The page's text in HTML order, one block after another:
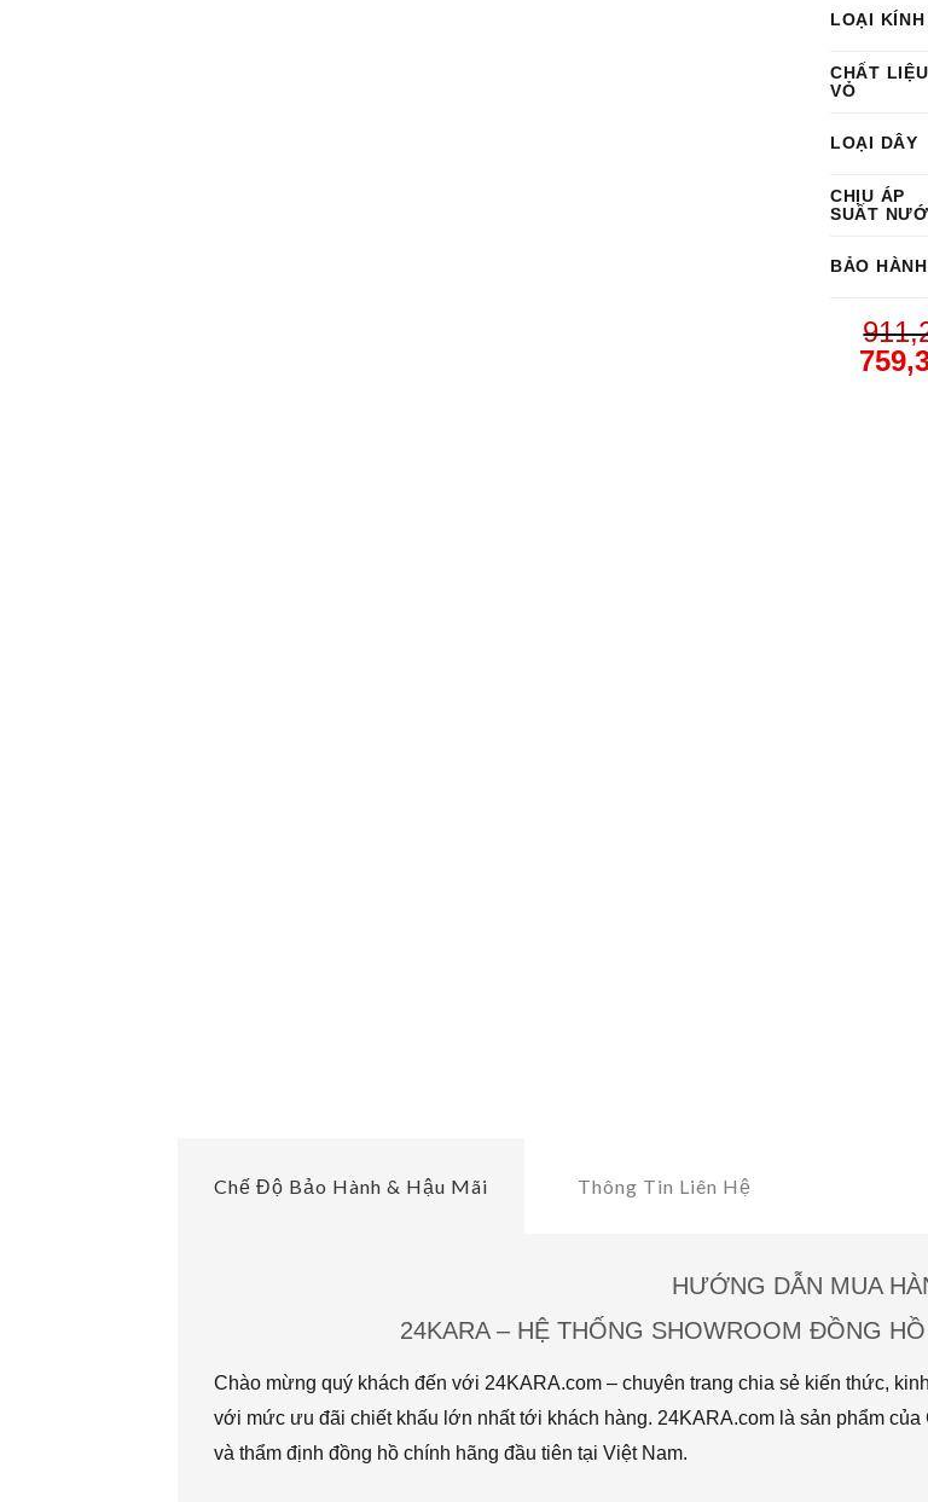
LOẠI KÍNH
CHẤT LIỆU
VỎ
LOẠI DÂY
CHỊU ÁP
SUẤT
BẢO HÀNH
Chế Độ Bảo Hành & Hậu Mãi Thông Tin Liên Hệ
HƯỚNG DẪN MUA
24KARA – HỆ THỐNG SHOWROOM ĐỒNG
Chào mừng quý khách đến với 24KARA.com – chuyên trang chia sẻ kiến thức,
với mức ưu đãi chiết khấu lớn nhất tới khách hàng. 24KARA.com là sản phẩm
và thẩm định đồng hồ chính hãng đầu tiên tại Việt Nam.